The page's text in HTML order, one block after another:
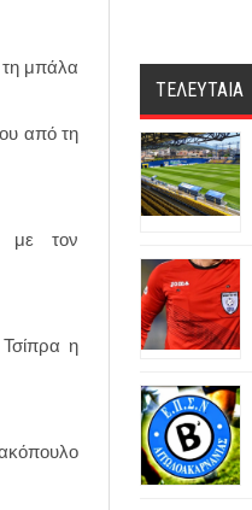
τη μπάλα
από τη
με τον
η
ΤΕΛΕΥΤΑΙΑ